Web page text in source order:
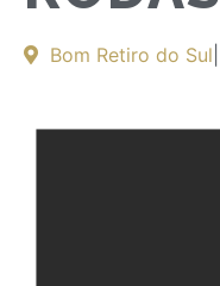
Bom Retiro do Sul